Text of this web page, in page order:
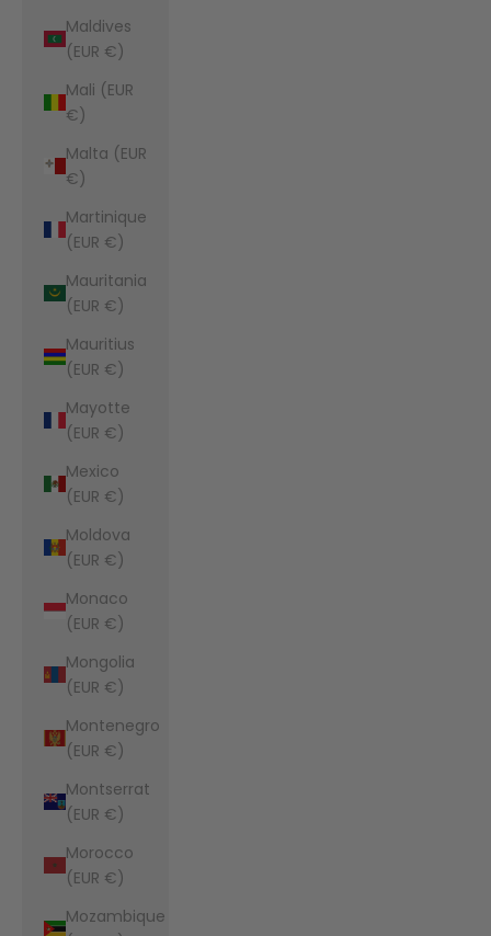
Maldives
(EUR €)
Mali (EUR
€)
Malta (EUR
€)
Martinique
(EUR €)
Mauritania
(EUR €)
Mauritius
(EUR €)
Mayotte
(EUR €)
Mexico
(EUR €)
Moldova
(EUR €)
Monaco
(EUR €)
Mongolia
(EUR €)
Montenegro
(EUR €)
Montserrat
(EUR €)
Morocco
(EUR €)
Mozambique